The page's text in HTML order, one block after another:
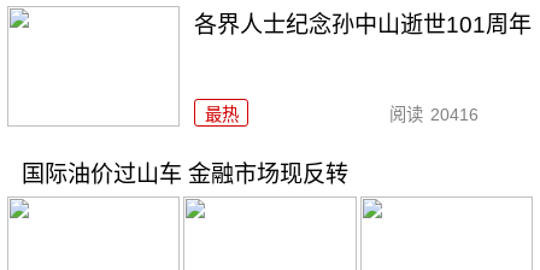
各界人士纪念孙中山逝世101周年
最热 阅读 20416
国际油价过山车 金融市场现反转